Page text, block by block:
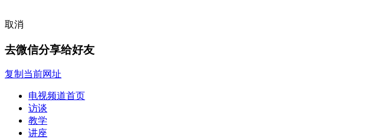
取消
去微信分享给好友
复制当前网址
电视频道首页
访谈
教学
讲座